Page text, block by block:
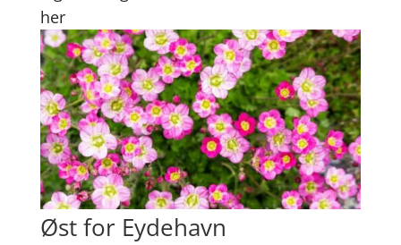
her
Øst for Eydehavn